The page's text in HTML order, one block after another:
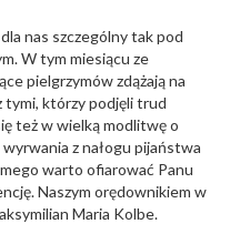
nas szczególny tak pod
W tym miesiącu ze
pielgrzymów zdążają na
tymi, którzy podjęli trud
też w wielką modlitwę o
z nałogu pijaństwa
warto ofiarować Panu
Naszym orędownikiem w
Maria Kolbe.